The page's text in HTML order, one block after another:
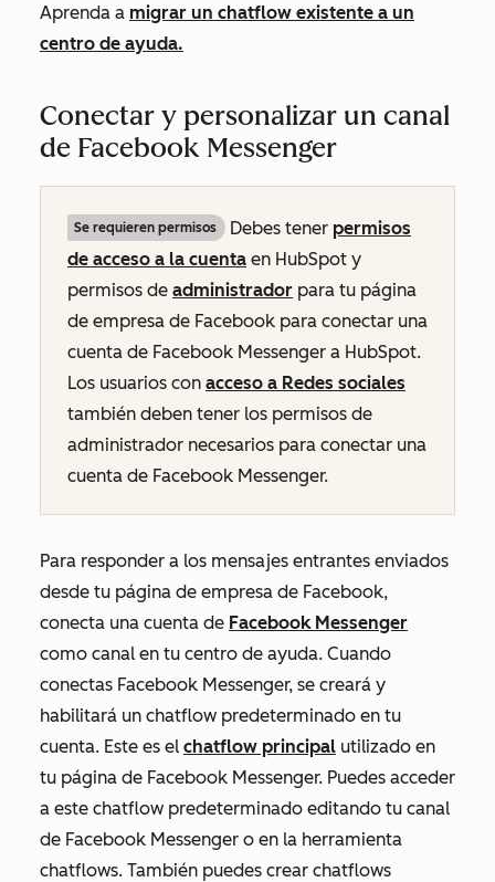
Aprenda a migrar un chatflow existente a un
centro de ayuda.
Conectar y personalizar un canal
de Facebook Messenger
Se requieren permisos Debes tener permisos
de acceso a la cuenta en HubSpot y
permisos de administrador para tu página
de empresa de Facebook para conectar una
cuenta de Facebook Messenger a HubSpot.
Los usuarios con acceso a Redes sociales
también deben tener los permisos de
administrador necesarios para conectar una
cuenta de Facebook Messenger.
Para responder a los mensajes entrantes enviados
desde tu página de empresa de Facebook,
conecta una cuenta de Facebook Messenger
como canal en tu centro de ayuda. Cuando
conectas Facebook Messenger, se creará y
habilitará un chatflow predeterminado en tu
cuenta. Este es el chatflow principal utilizado en
tu página de Facebook Messenger. Puedes acceder
a este chatflow predeterminado editando tu canal
de Facebook Messenger o en la herramienta
chatflows. También puedes crear chatflows